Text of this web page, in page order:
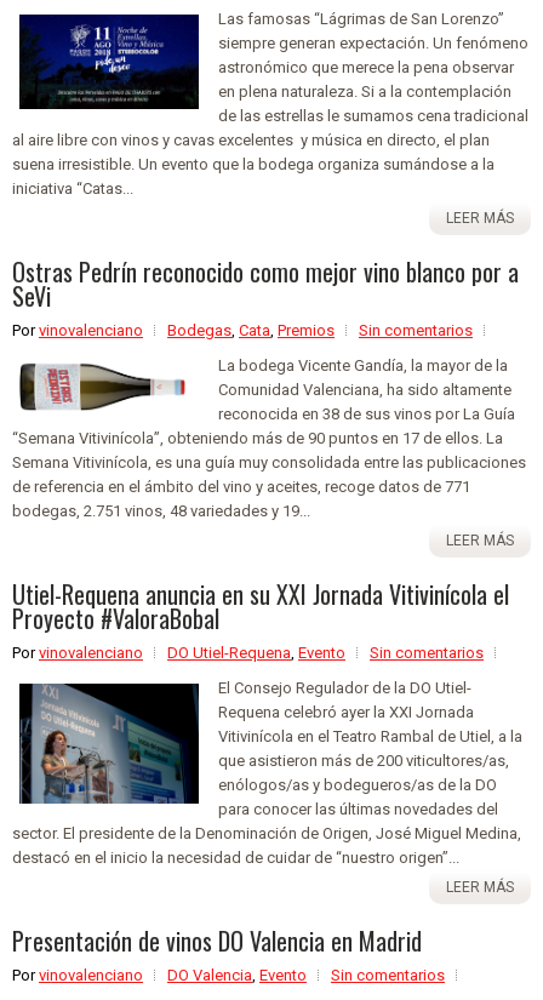
Las famosas “Lágrimas de San Lorenzo”
siempre generan expectación. Un fenómeno
astronómico que merece la pena observar
en plena naturaleza. Si a la contemplación
de las estrellas le sumamos cena tradicional
al aire libre con vinos y cavas excelentes y música en directo, el plan
suena irresistible. Un evento que la bodega organiza sumándose a la
iniciativa “Catas...
LEER MÁS
Ostras Pedrín reconocido como mejor vino blanco por a
SeVi
Porvinovalenciano Bodegas, Cata, Premios
Sin comentarios
La bodega Vicente Gandía, la mayor de la
Comunidad Valenciana, ha sido altamente
reconocida en 38 de sus vinos por La Guía
“Semana Vitivinícola”, obteniendo más de 90 puntos en 17 de ellos. La
Semana Vitivinícola, es una guía muy consolidada entre las publicaciones
de referencia en el ámbito del vino y aceites, recoge datos de 771
bodegas, 2.751 vinos, 48 variedades y 19...
LEER MÁS
Utiel-Requena anuncia en su XXI Jornada Vitivinícola el
Proyecto #ValoraBobal
Porvinovalenciano DO Utiel-Requena, Evento
Sin comentarios
El Consejo Regulador de la DO Utiel-
Requena celebró ayer la XXI Jornada
Vitivinícola en el Teatro Rambal de Utiel, a la
que asistieron más de 200 viticultores/as,
enólogos/as y bodegueros/as de la DO
para conocer las últimas novedades del
sector. El presidente de la Denominación de Origen, José Miguel Medina,
destacó en el inicio la necesidad de cuidar de “nuestro origen”...
LEER MÁS
Presentación de vinos DO Valencia en Madrid
Porvinovalenciano DO Valencia, Evento
Sin comentarios